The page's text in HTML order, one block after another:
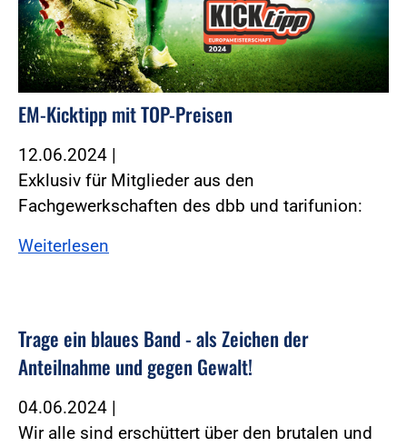
EM-Kicktipp mit TOP-Preisen
12.06.2024 |
Exklusiv für Mitglieder aus den
Fachgewerkschaften des dbb und tarifunion:
Weiterlesen
Trage ein blaues Band - als Zeichen der
Anteilnahme und gegen Gewalt!
04.06.2024 |
Wir alle sind erschüttert über den brutalen und